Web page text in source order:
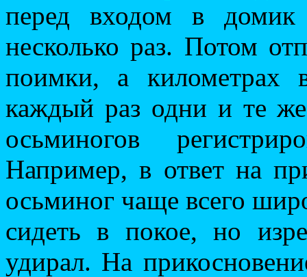
перед входом в
несколько раз. Потом
поимки, а километрах
каждый раз одни и те
осьминогов
Например, в ответ на
осьминог чаще всего
сидеть в покое, но
удирал. На